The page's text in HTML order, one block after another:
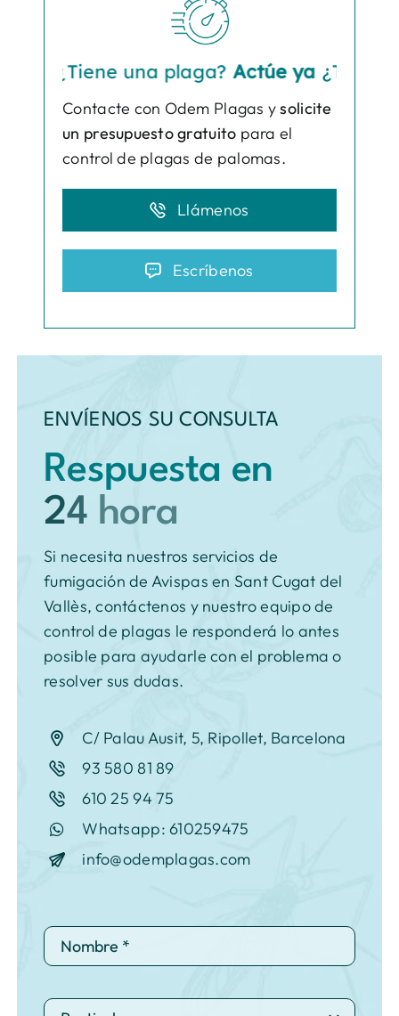
¿Tiene una plaga?Actúe ya ¿Tiene una
Contacte con Odem Plagas ysolicite
un presupuesto gratuito para el
control de plagas de palomas.
Llámenos
Escríbenos
ENVÍENOS SU CONSULTA
Respuesta en
Si necesita nuestros servicios de
fumigación de Avispas en Sant Cugat del
Vallès, contáctenos y nuestro equipo de
control de plagas le responderá lo antes
posible para ayudarle con el problema o
resolver sus dudas.
C/ Palau Ausit, 5, Ripollet, Barcelona
93 580 81 89
610 25 94 75
Whatsapp: 610259475
info@odemplagas.com